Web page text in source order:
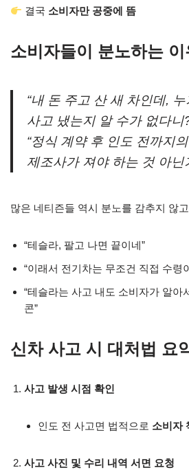
결국 소비자만 공중에 뜸
소비자들이 분노하는 이
“내 돈 주고 산 새 차인데,
사고 냈는지 알 수가 없다니
“정식 계약 후 인도 전까지
제조사가 져야 하는 것 아닌
많은 네티즌들 역시 분노를 감추지 않
“테슬라, 팔고 나면 끝이네”
“이래서 전기차는 무조건 직접 수령
“테슬라는 사고 내도 소비자가 알아
콘”
신차 사고 시 대처법 요
사고 발생 시점 확인
인도 전 사고면 법적으로 소비자
사고 사진 및 수리 내역 서면 요청